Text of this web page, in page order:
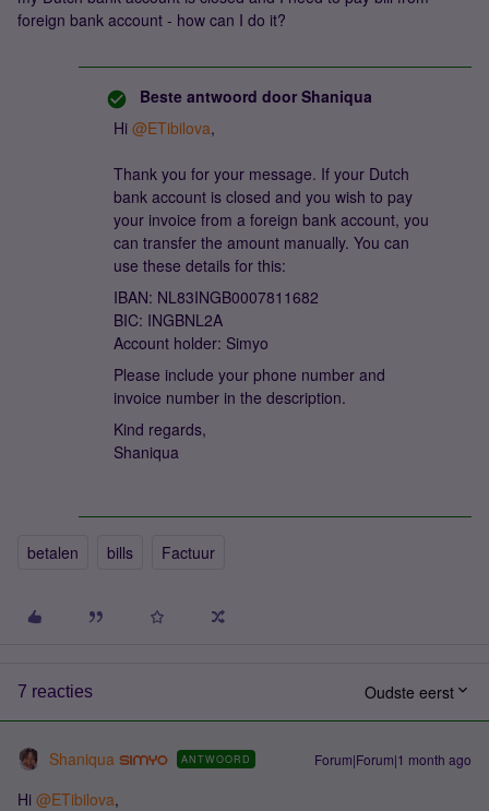
foreign bank account - how can I do it?
Beste antwoord door Shaniqua
Hi ​ @ETibilova,
Thank you for your message. If your Dutch
bank account is closed and you wish to pay
your invoice from a foreign bank account, you
can transfer the amount manually. You can
use these details for this:
IBAN: NL83INGB0007811682
BIC: INGBNL2A
Account holder: Simyo
Please include your phone number and
invoice number in the description.
Kind regards,
Shaniqua
betalen bills Factuur
7 reacties Oudste eerst
Shaniqua ANTWOORD Forum|Forum|1 month ago
Hi ​ @ETibilova,